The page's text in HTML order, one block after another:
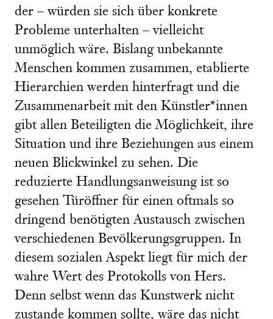
der – würden sie sich über konkrete
Probleme unterhalten – vielleicht
unmöglich wäre. Bislang unbekannte
Menschen kommen zusammen, etablierte
Hierarchien werden hinterfragt und die
Zusammenarbeit mit den Künstler*innen
gibt allen Beteiligten die Möglichkeit, ihre
Situation und ihre Beziehungen aus einem
neuen Blickwinkel zu sehen. Die
reduzierte Handlungsanweisung ist so
gesehen Türöffner für einen oftmals so
dringend benötigten Austausch zwischen
verschiedenen Bevölkerungsgruppen. In
diesem sozialen Aspekt liegt für mich der
wahre Wert des Protokolls von Hers.
Denn selbst wenn das Kunstwerk nicht
zustande kommen sollte, wäre das nicht